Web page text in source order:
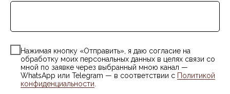
Нажимая кнопку «Отправить», я даю согласие на
обработку моих персональных данных в целях связи со
мной по заявке через выбранный мною канал —
WhatsApp или Telegram — в соответствии с Политикой
конфиденциальности.